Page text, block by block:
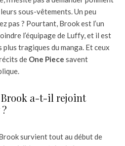
sous-vêtements. Un peu
pas ? Pourtant, Brook est l’un
l’équipage de Luffy, et il est
plus tragiques du manga. Et ceux
de One Piece savent
Brook a-t-il rejoint
survient tout au début de